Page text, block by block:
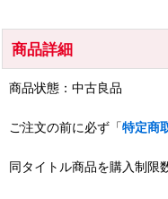
商品詳細
商品状態：中古良品
ご注文の前に必ず「特定商
同タイトル商品を購入制限